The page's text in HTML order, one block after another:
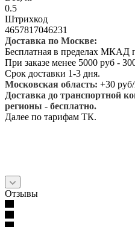
0.5
Штрихкод
4657817046231
Доставка по Москве:
Бесплатная в пределах МКАД
При заказе менее 5000 руб -
Срок доставки 1-3 дня.
Московская область: +30
Доставка до транспортной
регионы - бесплатно.
Далее по тарифам ТК.
Отзывы